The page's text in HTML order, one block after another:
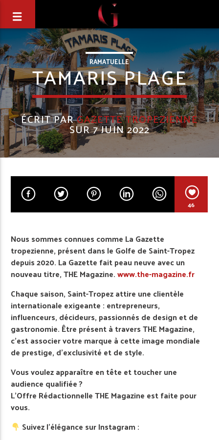
RAMATUELLE
TAMARIS PLAGE
ÉCRIT PARGAZETTE TROPEZIENNE
SUR 7 JUIN 2022
46
Nous sommes connues comme La Gazette
tropezienne, présent dans le Golfe de Saint-Tropez
depuis 2020. La Gazette fait peau neuve avec un
nouveau titre, THE Magazine.www.the-magazine.fr
Chaque saison, Saint-Tropez attire une clientèle
internationale exigeante : entrepreneurs,
influenceurs, décideurs, passionnés de design et de
gastronomie. Être présent à travers THE Magazine,
c’est associer votre marque à cette image mondiale
de prestige, d’exclusivité et de style.
Vous voulez apparaître en tête et toucher une
audience qualifiée ?
L’Offre Rédactionnelle THE Magazine est faite pour
vous.
Suivez l’élégance sur Instagram :